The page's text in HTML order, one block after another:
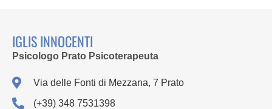
IGLIS INNOCENTI
Psicologo Prato Psicoterapeuta
Via delle Fonti di Mezzana, 7 Prato
(+39) 348 7531398